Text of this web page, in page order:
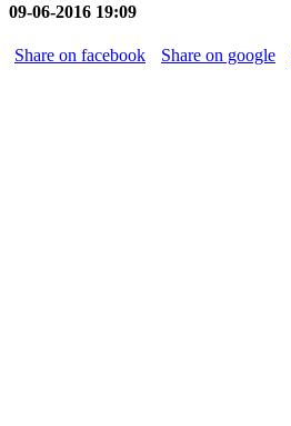
09-06-2016 19:09
Share on facebook Share on google